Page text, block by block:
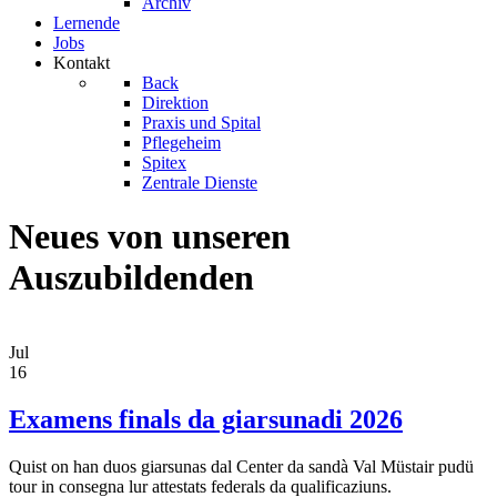
Lernende
Jobs
Kontakt
Back
Direktion
Praxis und Spital
Pflegeheim
Spitex
Zentrale Dienste
Neues von unseren
Auszubildenden
Jul
16
Examens finals da giarsunadi 2026
Quist on han duos giarsunas dal Center da sandà Val Müstair pudü
tour in consegna lur attestats federals da qualificaziuns.